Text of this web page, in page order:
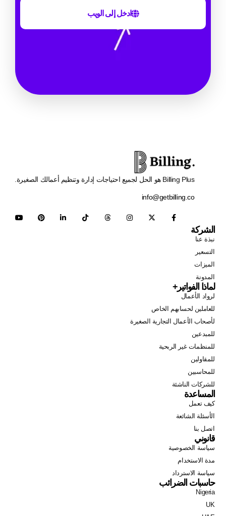
ادخل إلى الويب
Billing Plus هو الحل لجميع احتياجات إدارة وتنظيم أعمالك الصغيرة.
info@getbilling.co
الشركة
نبذة عنا
التسعير
الميزات
المدونة
لماذا الفواتير+
لرواد الأعمال
للعاملين لحسابهم الخاص
لأصحاب الأعمال التجارية الصغيرة
للمبدعين
للمنظمات غير الربحية
للمقاولين
للمحاسبين
للشركات الناشئة
المساعدة
كيف تعمل
الأسئلة الشائعة
اتصل بنا
قانوني
سياسة الخصوصية
مدة الاستخدام
سياسة الاسترداد
حاسبات الضرائب
Nigeria
UK